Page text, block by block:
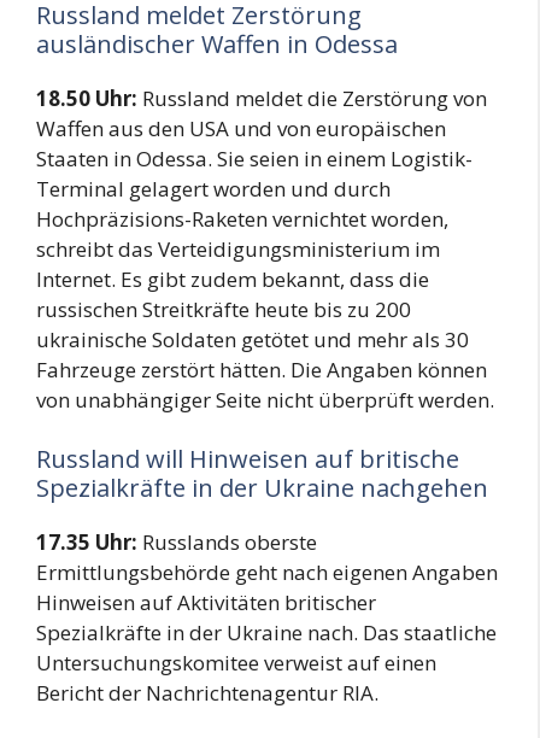
Russland meldet Zerstörung
ausländischer Waffen in Odessa
18.50 Uhr: Russland meldet die Zerstörung von
Waffen aus den USA und von europäischen
Staaten in Odessa. Sie seien in einem Logistik-
Terminal gelagert worden und durch
Hochpräzisions-Raketen vernichtet worden,
schreibt das Verteidigungsministerium im
Internet. Es gibt zudem bekannt, dass die
russischen Streitkräfte heute bis zu 200
ukrainische Soldaten getötet und mehr als 30
Fahrzeuge zerstört hätten. Die Angaben können
von unabhängiger Seite nicht überprüft werden.
Russland will Hinweisen auf britische
Spezialkräfte in der Ukraine nachgehen
17.35 Uhr: Russlands oberste
Ermittlungsbehörde geht nach eigenen Angaben
Hinweisen auf Aktivitäten britischer
Spezialkräfte in der Ukraine nach. Das staatliche
Untersuchungskomitee verweist auf einen
Bericht der Nachrichtenagentur RIA.